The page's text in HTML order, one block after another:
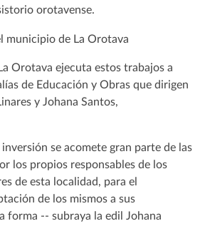
orotavense.
Orotava ejecuta estos trabajos a
de Educación y Obras que dirigen
y Johana Santos,
se acomete gran parte de las
los propios responsables de los
de esta localidad, para el
de los mismos a sus
forma -- subraya la edil Johana